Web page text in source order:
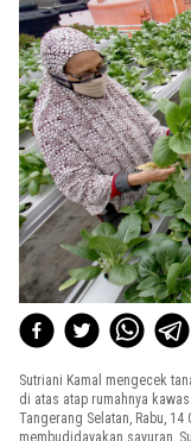
Sutriani Kamal mengecek
di atas atap rumahnya
Tangerang Selatan, Rabu,
membudidayakan sayuran,